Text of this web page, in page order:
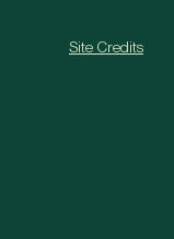
Site Credits